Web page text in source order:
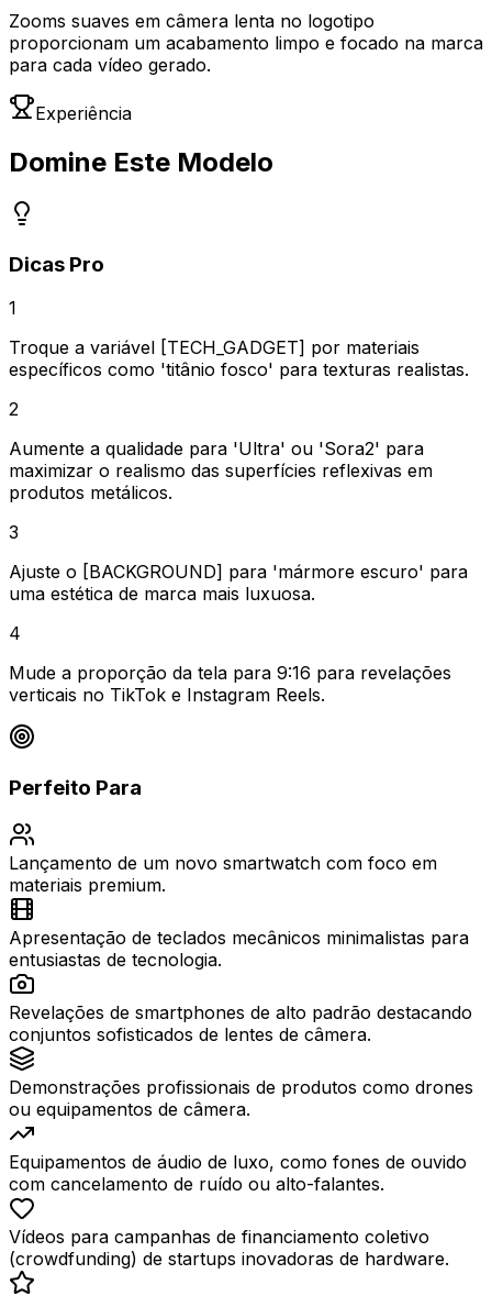
Zooms suaves em câmera lenta no logotipo
proporcionam um acabamento limpo e focado na marca
para cada vídeo gerado.
Experiência
Domine Este Modelo
Dicas Pro
1
Troque a variável [TECH_GADGET] por materiais
específicos como 'titânio fosco' para texturas realistas.
2
Aumente a qualidade para 'Ultra' ou 'Sora2' para
maximizar o realismo das superfícies reflexivas em
produtos metálicos.
3
Ajuste o [BACKGROUND] para 'mármore escuro' para
uma estética de marca mais luxuosa.
4
Mude a proporção da tela para 9:16 para revelações
verticais no TikTok e Instagram Reels.
Perfeito Para
Lançamento de um novo smartwatch com foco em
materiais premium.
Apresentação de teclados mecânicos minimalistas para
entusiastas de tecnologia.
Revelações de smartphones de alto padrão destacando
conjuntos sofisticados de lentes de câmera.
Demonstrações profissionais de produtos como drones
ou equipamentos de câmera.
Equipamentos de áudio de luxo, como fones de ouvido
com cancelamento de ruído ou alto-falantes.
Vídeos para campanhas de financiamento coletivo
(crowdfunding) de startups inovadoras de hardware.